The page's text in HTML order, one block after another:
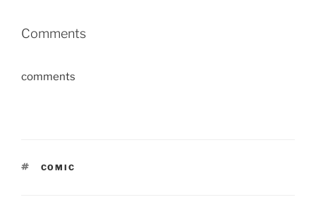
Comments
comments
ETIQUETAS
COMIC